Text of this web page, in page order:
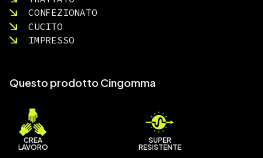
CONFEZIONATO
CUCITO
IMPRESSO
Questo prodotto Cingomma
CREA
LAVORO
SUPER
RESISTENTE